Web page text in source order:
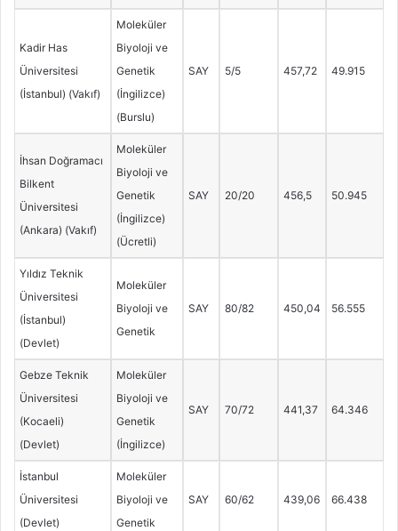
Kadir Has
Üniversitesi
(İstanbul) (Vakıf)
Moleküler
Biyoloji ve
Genetik
(İngilizce)
(Burslu)
SAY 5/5 457,72 49.915
İhsan Doğramacı
Bilkent
Üniversitesi
(Ankara) (Vakıf)
Moleküler
Biyoloji ve
Genetik
(İngilizce)
(Ücretli)
SAY 20/20 456,5 50.945
Yıldız Teknik
Üniversitesi
(İstanbul)
(Devlet)
Moleküler
Biyoloji ve
Genetik
SAY 80/82 450,04 56.555
Gebze Teknik
Üniversitesi
(Kocaeli)
(Devlet)
Moleküler
Biyoloji ve
Genetik
(İngilizce)
SAY 70/72 441,37 64.346
İstanbul
Üniversitesi
(Devlet)
Moleküler
Biyoloji ve
Genetik
SAY 60/62 439,06 66.438